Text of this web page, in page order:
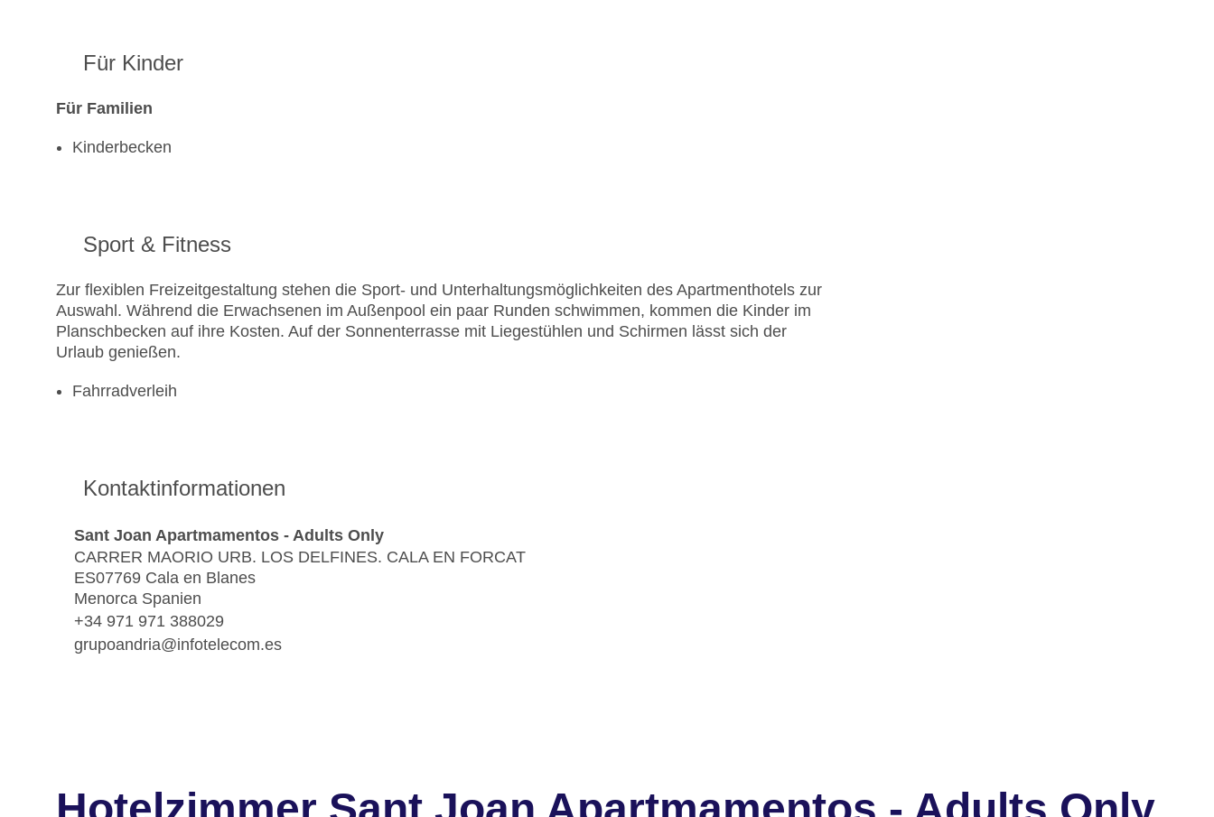
Für Kinder
Für Familien
Kinderbecken
Sport & Fitness
Zur flexiblen Freizeitgestaltung stehen die Sport- und Unterhaltungsmöglichkeiten des Apartmenthotels zur
Auswahl. Während die Erwachsenen im Außenpool ein paar Runden schwimmen, kommen die Kinder im
Planschbecken auf ihre Kosten. Auf der Sonnenterrasse mit Liegestühlen und Schirmen lässt sich der
Urlaub genießen.
Fahrradverleih
Kontaktinformationen
Sant Joan Apartmamentos - Adults Only
CARRER MAORIO URB. LOS DELFINES. CALA EN FORCAT
ES07769 Cala en Blanes
Menorca Spanien
+34 971 971 388029
grupoandria@infotelecom.es